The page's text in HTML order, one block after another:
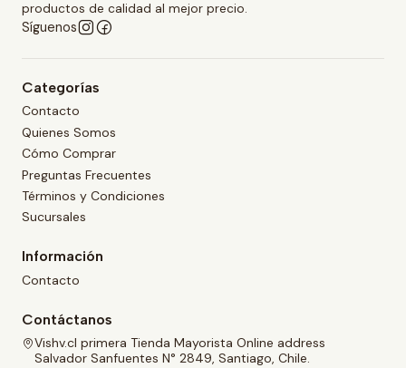
productos de calidad al mejor precio.
Síguenos
Categorías
Contacto
Quienes Somos
Cómo Comprar
Preguntas Frecuentes
Términos y Condiciones
Sucursales
Información
Contacto
Contáctanos
Vishv.cl primera Tienda Mayorista Online address
Salvador Sanfuentes N° 2849, Santiago, Chile.